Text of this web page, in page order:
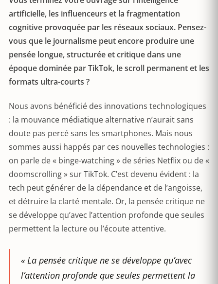
artificielle, les influenceurs et la fragmentation
cognitive provoquée par les réseaux sociaux. Pensez-
vous que le journalisme peut encore produire une
pensée longue, structurée et critique dans une
époque dominée par TikTok, le scroll permanent et les
formats ultra-courts ?
Nous avons bénéficié des innovations technologiques
: la mouvance médiatique alternative n’aurait sans
doute pas percé sans les smartphones. Mais nous
sommes aussi happés par ces nouvelles technologies :
on parle de « binge-watching » de séries Netflix ou de «
doomscrolling » sur TikTok. C’est devenu évident : la
tech peut générer de la dépendance et de l’angoisse,
et détruire la clarté mentale. Or, la pensée critique ne
se développe qu’avec l’attention profonde que seules
permettent la lecture ou l’écoute attentive.
« La pensée critique ne se développe qu’avec
l’attention profonde que seules permettent la